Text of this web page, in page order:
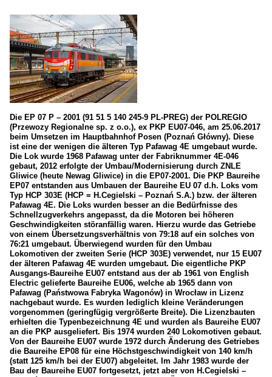
Die EP 07 P – 2001 (91 51 5 140 245-9 PL-PREG) der POLREGIO
(Przewozy Regionalne sp. z o.o.), ex PKP EU07-046, am 25.06.2017
beim Umsetzen im Hauptbahnhof Posen (Poznań Główny). Diese
ist eine der wenigen die älteren Typ Pafawag 4E umgebaut wurde.
Die Lok wurde 1968 Pafawag unter der Fabriknummer 4E-046
gebaut, 2012 erfolgte der Umbau/Modernisierung durch ZNLE
Gliwice (heute Newag Gliwice) in die EP07-2001. Die PKP Baureihe
EP07 entstanden aus Umbauen der Baureihe EU 07 d.h. Loks vom
Typ HCP 303E (HCP = H.Cegielski – Poznań S.A.) bzw. der älteren
Pafawag 4E. Die Loks wurden besser an die Bedürfnisse des
Schnellzugverkehrs angepasst, da die Motoren bei höheren
Geschwindigkeiten störanfällig waren. Hierzu wurde das Getriebe
von einem Übersetzungsverhältnis von 79:18 auf ein solches von
76:21 umgebaut. Überwiegend wurden für den Umbau
Lokomotiven der zweiten Serie (HCP 303E) verwendet, nur 15 EU07
der älteren Pafawag 4E wurden umgebaut. Die eigentliche PKP
Ausgangs-Baureihe EU07 entstand aus der ab 1961 von English
Electric gelieferte Baureihe EU06, welche ab 1965 dann von
Pafawag (Państwowa Fabryka Wagonów) in Wrocław in Lizenz
nachgebaut wurde. Es wurden lediglich kleine Veränderungen
vorgenommen (geringfügig vergrößerte Breite). Die Lizenzbauten
erhielten die Typenbezeichnung 4E und wurden als Baureihe EU07
an die PKP ausgeliefert. Bis 1974 wurden 240 Lokomotiven gebaut.
Von der Baureihe EU07 wurde 1972 durch Änderung des Getriebes
die Baureihe EP08 für eine Höchstgeschwindigkeit von 140 km/h
(statt 125 km/h bei der EU07) abgeleitet. Im Jahr 1983 wurde der
Bau der Baureihe EU07 fortgesetzt, jetzt aber von H.Cegielski –